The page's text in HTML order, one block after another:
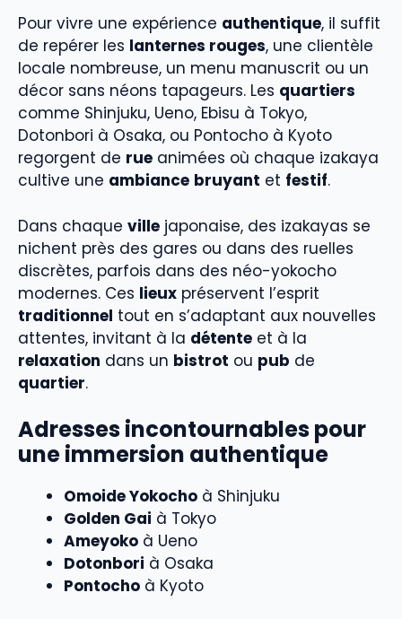
Pour vivre une expérience authentique, il suffit
de repérer les lanternes rouges, une clientèle
locale nombreuse, un menu manuscrit ou un
décor sans néons tapageurs. Les quartiers
comme Shinjuku, Ueno, Ebisu à Tokyo,
Dotonbori à Osaka, ou Pontocho à Kyoto
regorgent de rue animées où chaque izakaya
cultive une ambiance bruyant et festif.
Dans chaque ville japonaise, des izakayas se
nichent près des gares ou dans des ruelles
discrètes, parfois dans des néo-yokocho
modernes. Ces lieux préservent l’esprit
traditionnel tout en s’adaptant aux nouvelles
attentes, invitant à la détente et à la
relaxation dans un bistrot ou pub de
quartier.
Adresses incontournables pour
une immersion authentique
Omoide Yokocho à Shinjuku
Golden Gai à Tokyo
Ameyoko à Ueno
Dotonbori à Osaka
Pontocho à Kyoto